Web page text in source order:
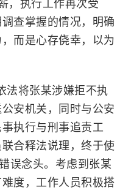
，执行工作再次受
查掌握的情况，明确
而是心存侥幸，以为
法将张某涉嫌拒不执
安机关，同时与公安
执行与刑事追责工
合释法说理，终于使
误念头。考虑到张某
度，工作人员积极搭